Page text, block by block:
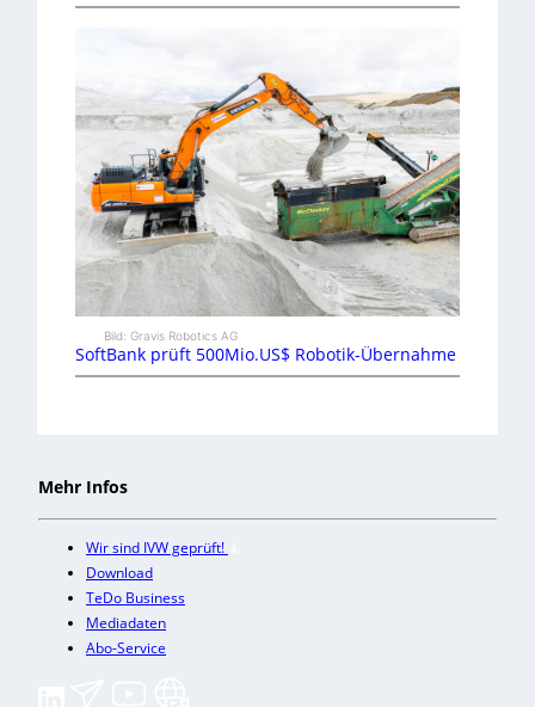
Bild: Gravis Robotics AG
SoftBank prüft 500Mio.US$ Robotik-Übernahme
Mehr Infos
Wir sind IVW geprüft!
Download
TeDo Business
Mediadaten
Abo-Service